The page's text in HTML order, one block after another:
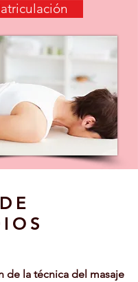
de la técnica del masaje